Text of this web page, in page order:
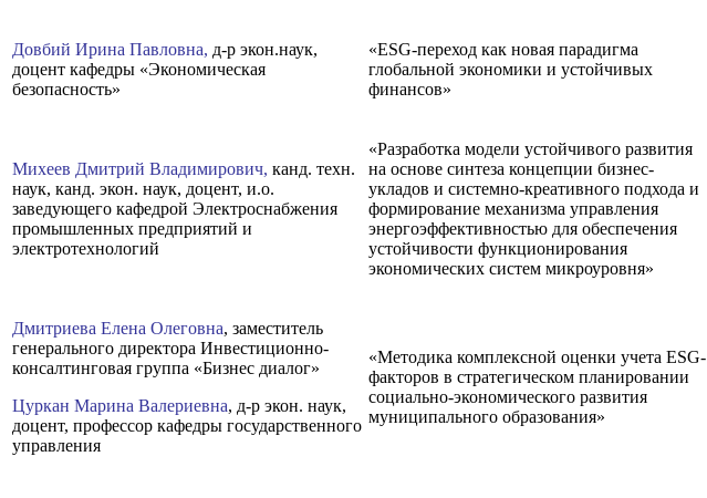
Довбий Ирина Павловна, д-р экон.наук,
доцент кафедры «Экономическая
безопасность»
«ESG-переход как новая парадигма
глобальной экономики и устойчивых
финансов»
Михеев Дмитрий Владимирович, канд. техн.
наук, канд. экон. наук, доцент, и.о.
заведующего кафедрой Электроснабжения
промышленных предприятий и
электротехнологий
«Разработка модели устойчивого развития
на основе синтеза концепции бизнес-
укладов и системно-креативного подхода и
формирование механизма управления
энергоэффективностью для обеспечения
устойчивости функционирования
экономических систем микроуровня»
Дмитриева Елена Олеговна, заместитель
генерального директора Инвестиционно-
консалтинговая группа «Бизнес диалог»
Цуркан Марина Валериевна, д-р экон. наук,
доцент, профессор кафедры государственного
управления
«Методика комплексной оценки учета ESG-
факторов в стратегическом планировании
социально-экономического развития
муниципального образования»